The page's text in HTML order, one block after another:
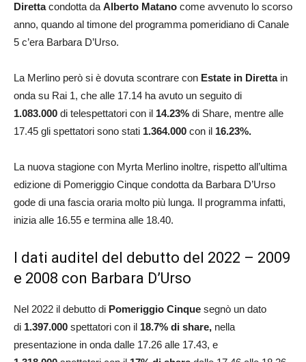
Direttacondotta da Alberto Matano come avvenuto lo scorso
anno, quando al timone del programma pomeridiano di Canale
5 c’era Barbara D’Urso.
La Merlino però si è dovuta scontrare con Estate in Direttain
onda su Rai 1, che alle 17.14 ha avuto un seguito di
1.083.000 di telespettatori con il 14.23% di Share, mentre alle
17.45 gli spettatori sono stati 1.364.000 con il 16.23%.
La nuova stagione con Myrta Merlino inoltre, rispetto all’ultima
edizione di Pomeriggio Cinque condotta da Barbara D’Urso
gode di una fascia oraria molto più lunga. Il programma infatti,
inizia alle 16.55 e termina alle 18.40.
I dati auditel del debutto del 2022 – 2009
e 2008 con Barbara D’Urso
Nel 2022 il debutto di Pomeriggio Cinque segnò un dato
di 1.397.000 spettatori con il 18.7% di share, nella
presentazione in onda dalle 17.26 alle 17.43, e